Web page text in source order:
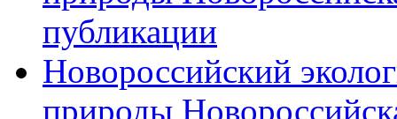
публикации
Новороссийский
природы